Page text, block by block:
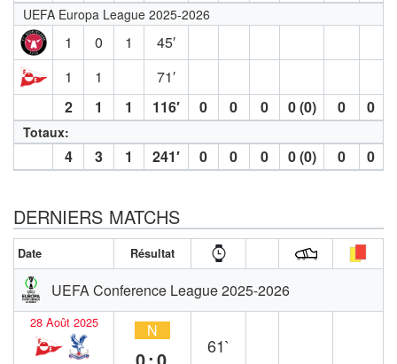
UEFA Europa League 2025-2026
1 0 1
45′
1
1
71′
2
1 1 116′ 0 0 0 0 (0) 0 0
Totaux:
4 3 1 241′ 0 0 0 0 (0) 0 0
DERNIERS MATCHS
Date Résultat
UEFA Conference League 2025-2026
28 Août 2025 N
61`